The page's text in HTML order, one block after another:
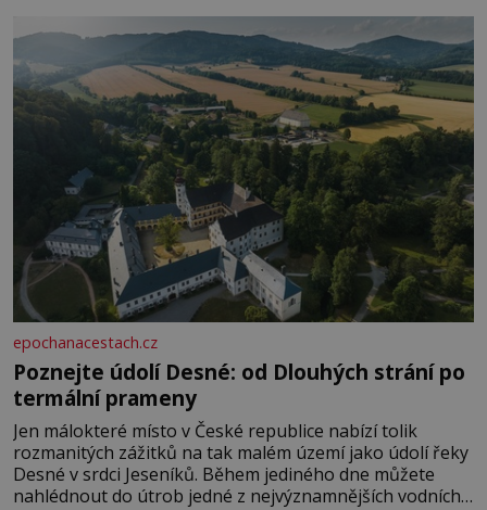
Je to opravdu tak, s věkem jako kdyby se paměť
rozhodla stávkovat. Cvičte
epochanacestach.cz
Poznejte údolí Desné: od Dlouhých strání po
termální prameny
Jen málokteré místo v České republice nabízí tolik
rozmanitých zážitků na tak malém území jako údolí řeky
Desné v srdci Jeseníků. Během jediného dne můžete
nahlédnout do útrob jedné z nejvýznamnějších vodních